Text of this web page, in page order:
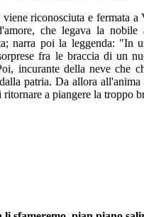
riconosciuta e fermata
che legava la nobile
narra poi la leggenda: "In
fra le braccia di un
incurante della neve che
patria. Da allora
ritornare a piangere la troppo